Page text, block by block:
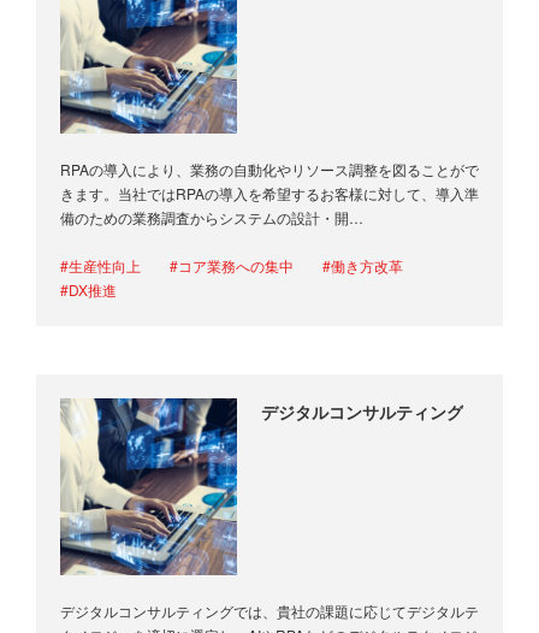
RPAの導入により、業務の自動化やリソース調整を図ることがで
きます。当社ではRPAの導入を希望するお客様に対して、導入準
備のための業務調査からシステムの設計・開…
#生産性向上 #コア業務への集中
#働き方改革
#DX推進
デジタルコンサルティング
デジタルコンサルティングでは、貴社の課題に応じてデジタルテ